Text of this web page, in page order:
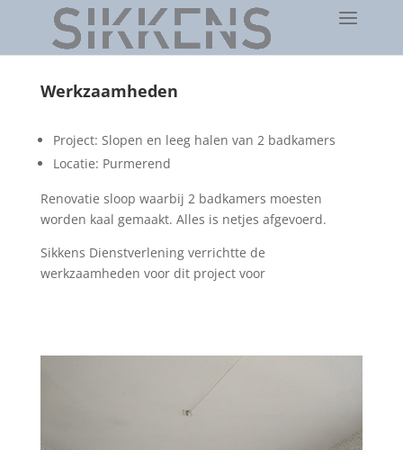
Werkzaamheden
Project: Slopen en leeg halen van 2 badkamers
Locatie: Purmerend
Renovatie sloop waarbij 2 badkamers moesten
worden kaal gemaakt. Alles is netjes afgevoerd.
Sikkens Dienstverlening verrichtte de
werkzaamheden voor dit project voor